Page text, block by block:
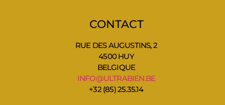
CONTACT
RUE DES AUGUSTINS, 2
4500 HUY
BELGIQUE
INFO@ULTRABIEN.BE
+32 (85) 25.35.14